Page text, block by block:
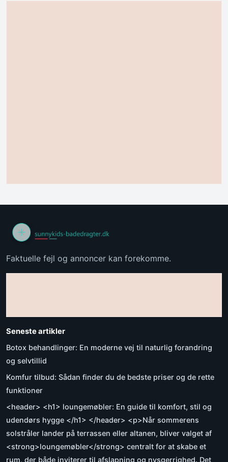
Faktuelle fejl og annoncer kan forekomme.
Seneste artikler
Botox behandlinger: En moderne vej til naturlig forandring
og selvtillid
Komfur tilbud: Sådan finder du de bedste priser og de rette
funktioner
<header> <h1> loungemøbler: En guide til komfort, stil og
udendørs hygge </h1> </header> <p>Når sommerens
solstråler lander på terrassen eller altanen, bliver valget af
<strong>loungemøbler</strong> centralt for at skabe et
rum, der både inviterer til afslapning og nysgerrighed. Det